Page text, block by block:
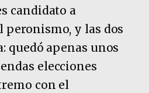
candidato a
peronismo, y las dos
quedó apenas unos
elecciones
con el